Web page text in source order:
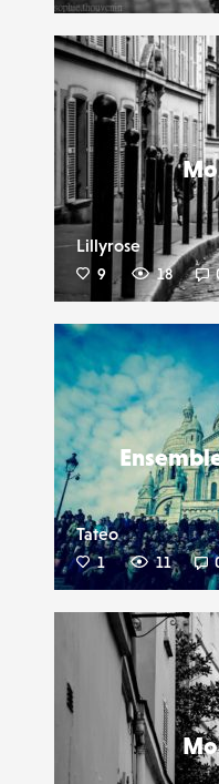
Lillyrose
9 18
Tateo
1 11